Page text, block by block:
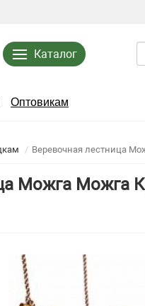
Каталог
Оптовикам
Веревочная лестница
Можга Можга